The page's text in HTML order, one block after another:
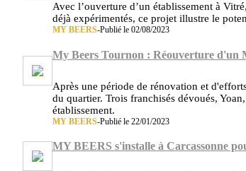
Avec l’ouverture d’un établissement à
déjà expérimentés, ce projet illustre le
MY BEERS-Publié le 02/08/2023
My Beers Tournon : Réouverture d'un
Après une période de rénovation et
du quartier. Trois franchisés dévoués,
établissement.
MY BEERS-Publié le 22/01/2023
MY BEERS s'installe à Carcassonne